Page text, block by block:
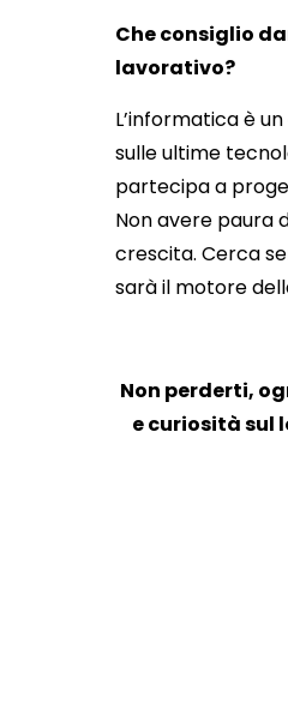
Che consiglio
lavorativo?
L’informatica è
sulle ultime
partecipa a
Non avere paura
crescita. Cerca
sarà il motore
Non perderti,
e curiosità sul